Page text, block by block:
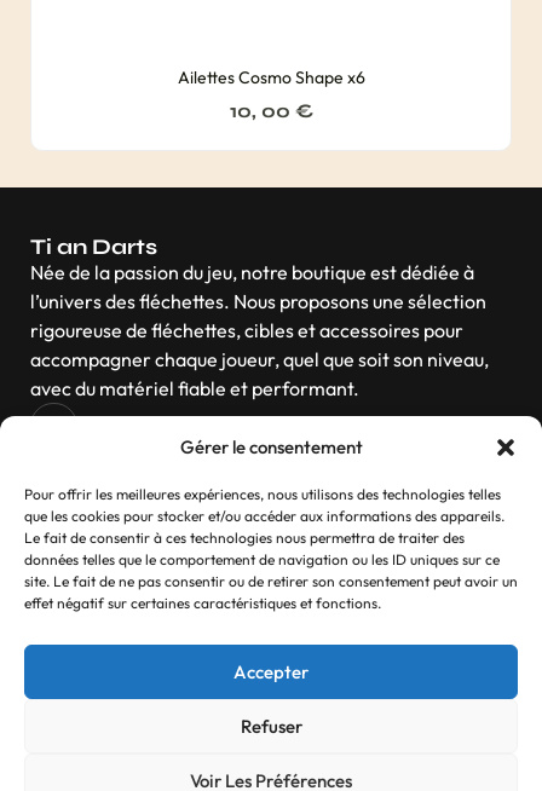
Gérer le consentement
Pour offrir les meilleures expériences, nous utilisons des technologies telles
que les cookies pour stocker et/ou accéder aux informations des appareils.
Le fait de consentir à ces technologies nous permettra de traiter des
données telles que le comportement de navigation ou les ID uniques sur ce
site. Le fait de ne pas consentir ou de retirer son consentement peut avoir un
effet négatif sur certaines caractéristiques et fonctions.
Accepter
Refuser
Voir Les Préférences
Ailettes Cosmo Shape x6
10, 00 €
Ti an Darts
Née de la passion du jeu, notre boutique est dédiée à
l’univers des fléchettes. Nous proposons une sélection
rigoureuse de fléchettes, cibles et accessoires pour
accompagner chaque joueur, quel que soit son niveau,
avec du matériel fiable et performant.
Navigation
Contactez-nous
Contact